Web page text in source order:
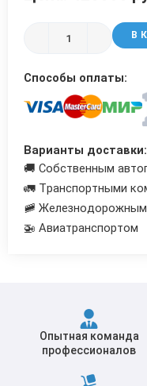
В
Способы оплаты:
Варианты доставки:
🚚 Собственным
🚛 Транспортными
🚞
🚁 Авиатранспортом
Опытная команда
профессионалов
Трубы в ВУС изоляции